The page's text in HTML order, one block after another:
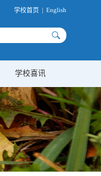
学校首页 | English
学校喜讯